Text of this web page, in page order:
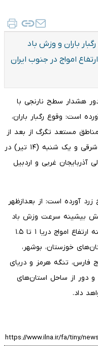
باران و وزش باد
امواج در جنوب ایران
هشدار سطح نارنجی با
است: وقوع رگبار باران،
مستعد تگرگ از بعد از
ظهر شنبه (۱۳ تیر) در شمال آذربایجان شرقی و یک شنبه (۱۴ تیر) در
آذربایجان غربی و اردبیل
آورده است: از بعدازظهر
(۱۴ تا ۱۸ تیر) افزایش بیشینه سرعت وزش باد
تا محدوده ۲۰ تا ۲۶ نات و افزایش بیشینه ارتفاع امواج دریا ۱ تا ۱.۵
خوزستان، بوشهر،
فارس، تنگه هرمز و دریای
ساحلی و دور از ساحل استان‌های
داد.